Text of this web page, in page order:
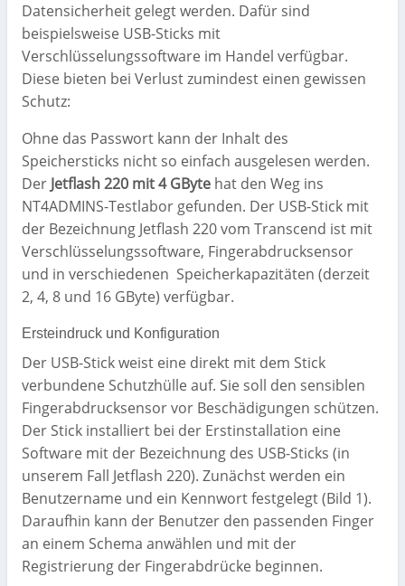
Datensicherheit gelegt werden. Dafür sind
beispielsweise USB-Sticks mit
Verschlüsselungssoftware im Handel verfügbar.
Diese bieten bei Verlust zumindest einen gewissen
Schutz:
Ohne das Passwort kann der Inhalt des
Speichersticks nicht so einfach ausgelesen werden.
Der Jetflash 220 mit 4 GByte hat den Weg ins
NT4ADMINS-Testlabor gefunden. Der USB-Stick mit
der Bezeichnung Jetflash 220 vom Transcend ist mit
Verschlüsselungssoftware, Fingerabdrucksensor
und in verschiedenen Speicherkapazitäten (derzeit
2, 4, 8 und 16 GByte) verfügbar.
Ersteindruck und Konfiguration
Der USB-Stick weist eine direkt mit dem Stick
verbundene Schutzhülle auf. Sie soll den sensiblen
Fingerabdrucksensor vor Beschädigungen schützen.
Der Stick installiert bei der Erstinstallation eine
Software mit der Bezeichnung des USB-Sticks (in
unserem Fall Jetflash 220). Zunächst werden ein
Benutzername und ein Kennwort festgelegt (Bild 1).
Daraufhin kann der Benutzer den passenden Finger
an einem Schema anwählen und mit der
Registrierung der Fingerabdrücke beginnen.